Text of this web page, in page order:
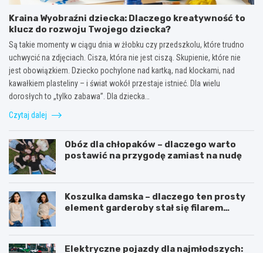
Kraina Wyobraźni dziecka: Dlaczego kreatywność to
klucz do rozwoju Twojego dziecka?
Są takie momenty w ciągu dnia w żłobku czy przedszkolu, które trudno
uchwycić na zdjęciach. Cisza, która nie jest ciszą. Skupienie, które nie
jest obowiązkiem. Dziecko pochylone nad kartką, nad klockami, nad
kawałkiem plasteliny – i świat wokół przestaje istnieć. Dla wielu
dorosłych to „tylko zabawa”. Dla dziecka…
Czytaj dalej
Obóz dla chłopaków – dlaczego warto
postawić na przygodę zamiast na nudę
Koszulka damska – dlaczego ten prosty
element garderoby stał się filarem
Elektryczne pojazdy dla najmłodszych: